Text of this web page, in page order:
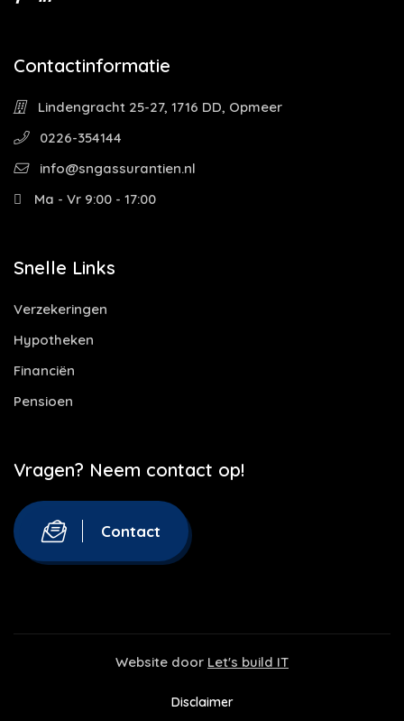
Contactinformatie
Lindengracht 25-27, 1716 DD, Opmeer
0226-354144
info@sngassurantien.nl
Ma - Vr 9:00 - 17:00
Snelle Links
Verzekeringen
Hypotheken
Financiën
Pensioen
Vragen? Neem contact op!
Contact
Website door Let's build IT
Disclaimer